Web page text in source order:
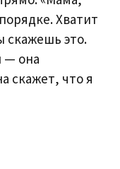
Хватит
скажешь это.
— она
скажет, что я